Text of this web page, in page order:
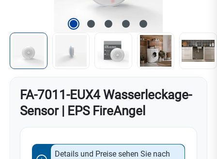
FA-7011-EUX4 Wasserleckage-
Sensor | EPS FireAngel
Details und Preise sehen Sie nach